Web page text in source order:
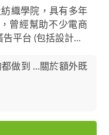
織學院，具有多年
曾經幫助不少電商
告平台 (包括設計...
都做到 …關於額外既